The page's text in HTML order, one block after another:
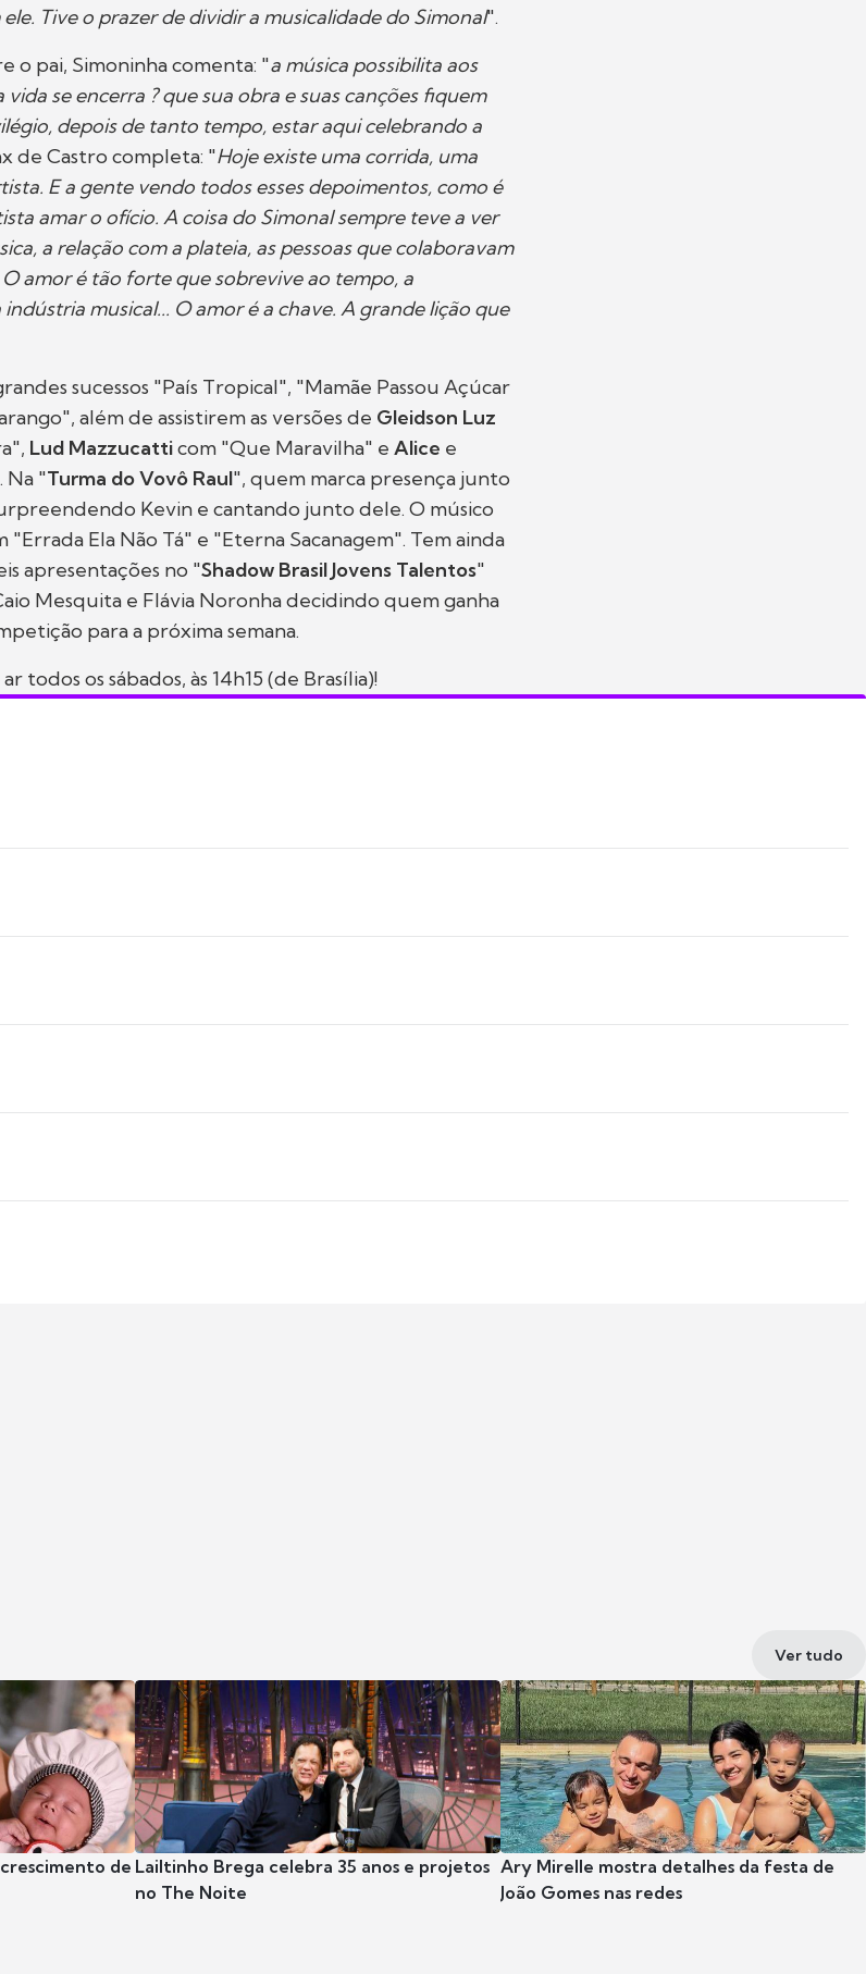
Tive o prazer de dividir a musicalidade do Simonal".
o pai, Simoninha comenta: "a música possibilita aos
se encerra ? que sua obra e suas canções fiquem
depois de tanto tempo, estar aqui celebrando a
de Castro completa: "Hoje existe uma corrida, uma
E a gente vendo todos esses depoimentos, como é
amar o ofício. A coisa do Simonal sempre teve a ver
a relação com a plateia, as pessoas que colaboravam
amor é tão forte que sobrevive ao tempo, a
musical... O amor é a chave. A grande lição que
sucessos "País Tropical", "Mamãe Passou Açúcar
além de assistirem as versões de Gleidson Luz
Lud Mazzucatticom "Que Maravilha" e Alice e
Na "Turma do Vovô Raul", quem marca presença junto
Kevin e cantando junto dele. O músico
Ela Não Tá" e "Eterna Sacanagem". Tem ainda
apresentações no "Shadow Brasil Jovens Talentos"
Mesquita e Flávia Noronha decidindo quem ganha
para a próxima semana.
todos os sábados, às 14h15 (de Brasília)!
Ver tudo
de Lailtinho Brega celebra 35 anos e projetos
no The Noite
Ary Mirelle mostra detalhes da festa de
João Gomes nas redes